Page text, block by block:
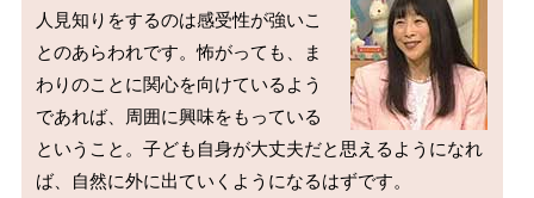
人見知りをするのは感受性が強いこ
とのあらわれです。怖がっても、ま
わりのことに関心を向けているよう
であれば、周囲に興味をもっている
ということ。子ども自身が大丈夫だと思えるようになれ
ば、自然に外に出ていくようになるはずです。